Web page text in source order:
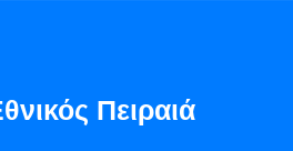
Πειραιά